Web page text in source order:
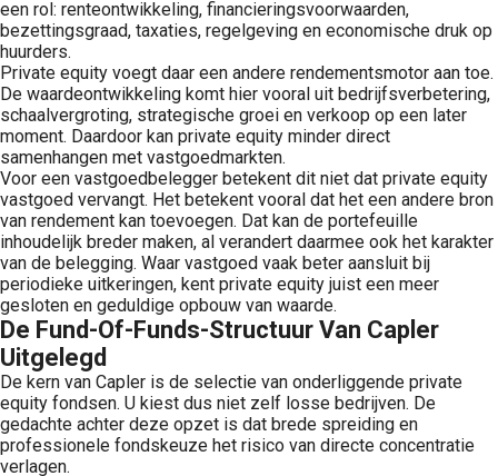
een rol: renteontwikkeling, financieringsvoorwaarden,
bezettingsgraad, taxaties, regelgeving en economische druk op
huurders.
Private equity voegt daar een andere rendementsmotor aan toe.
De waardeontwikkeling komt hier vooral uit bedrijfsverbetering,
schaalvergroting, strategische groei en verkoop op een later
moment. Daardoor kan private equity minder direct
samenhangen met vastgoedmarkten.
Voor een vastgoedbelegger betekent dit niet dat private equity
vastgoed vervangt. Het betekent vooral dat het een andere bron
van rendement kan toevoegen. Dat kan de portefeuille
inhoudelijk breder maken, al verandert daarmee ook het karakter
van de belegging. Waar vastgoed vaak beter aansluit bij
periodieke uitkeringen, kent private equity juist een meer
gesloten en geduldige opbouw van waarde.
De Fund-Of-Funds-Structuur Van Capler
Uitgelegd
De kern van Capler is de selectie van onderliggende private
equity fondsen. U kiest dus niet zelf losse bedrijven. De
gedachte achter deze opzet is dat brede spreiding en
professionele fondskeuze het risico van directe concentratie
verlagen.